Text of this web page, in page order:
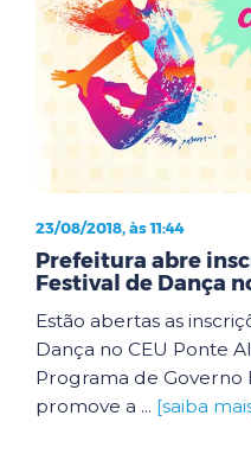
23/08/2018, às 11:44
Prefeitura abre
Festival de Dança
Estão abertas as
Dança no CEU Ponte
Programa de Governo
promove a ... [saiba